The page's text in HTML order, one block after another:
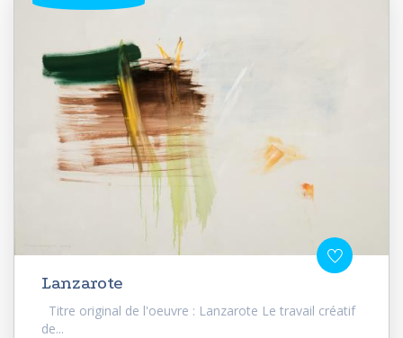
Lanzarote
Titre original de l'oeuvre : Lanzarote Le travail créatif
de...